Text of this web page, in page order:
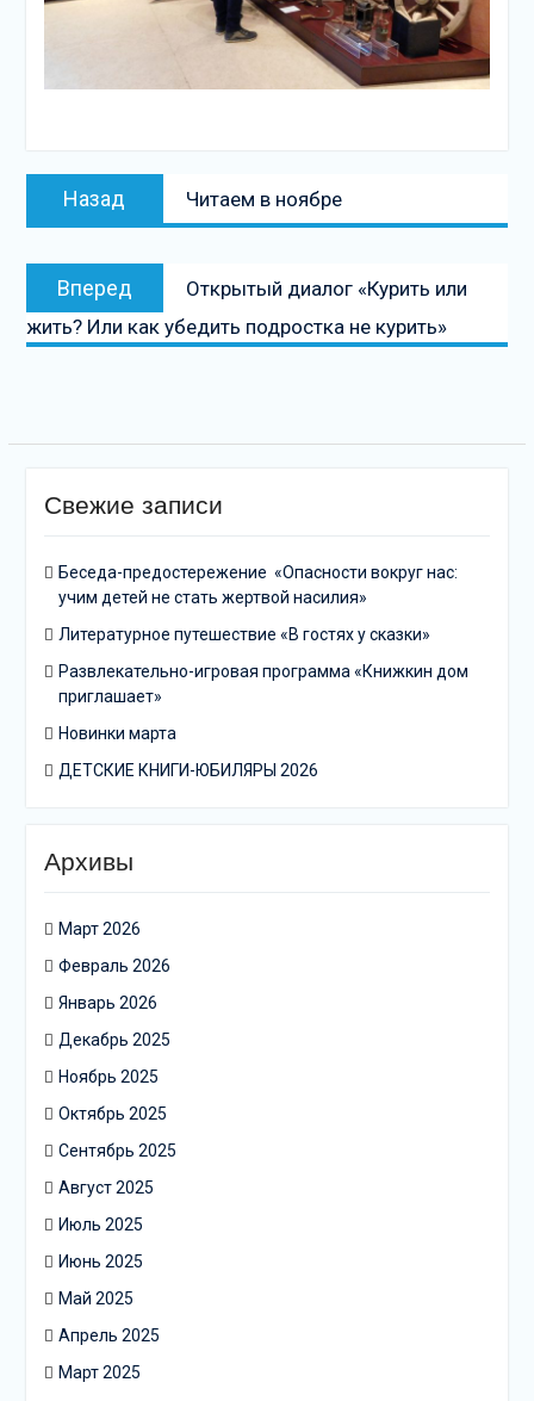
Навигация
Назад
запись:
Читаем в ноябре
Вперед
запись:
Открытый диалог «Курить или
жить? Или как убедить подростка не курить»
Свежие записи
Беседа-предостережение «Опасности вокруг нас:
учим детей не стать жертвой насилия»
Литературное путешествие «В гостях у сказки»
Развлекательно-игровая программа «Книжкин дом
приглашает»
Новинки марта
ДЕТСКИЕ КНИГИ-ЮБИЛЯРЫ 2026
Архивы
Март 2026
Февраль 2026
Январь 2026
Декабрь 2025
Ноябрь 2025
Октябрь 2025
Сентябрь 2025
Август 2025
Июль 2025
Июнь 2025
Май 2025
Апрель 2025
Март 2025